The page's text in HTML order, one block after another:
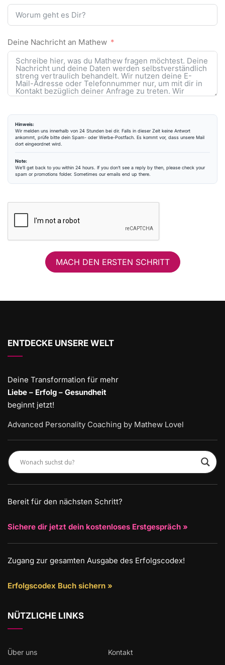
Deine Nachricht an Mathew
Hinweis:
Wir melden uns innerhalb von 24 Stunden bei dir. Falls in dieser Zeit keine Antwort
ankommt, prüfe bitte dein Spam- oder Werbe-Postfach. Es kommt vor, dass unsere Mail
dort eingeordnet wird.
Note:
We’ll get back to you within 24 hours. If you don’t see a reply by then, please check your
spam or promotions folder. Sometimes our emails end up there.
MACH DEN ERSTEN SCHRITT
ENTDECKE UNSERE WELT
Deine Transformation für mehr
Liebe – Erfolg – Gesundheit
beginnt jetzt!
Advanced Personality Coaching by Mathew Lovel
Bereit für den nächsten Schritt?
Sichere dir jetzt dein kostenloses Erstgespräch »
Zugang zur gesamten Ausgabe des Erfolgscodex!
Erfolgscodex Buch sichern »
NÜTZLICHE LINKS
Über uns Kontakt